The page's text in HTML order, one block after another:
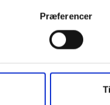
Præferencer
dein
haben, stehen wir
Dänen bieten
an.